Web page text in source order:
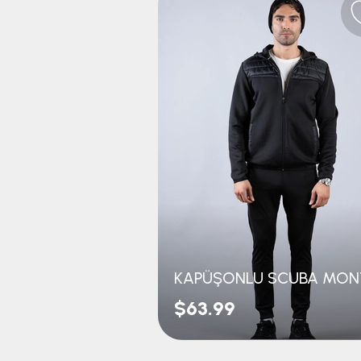
KAPÜŞONLU SCUBA
$63.99